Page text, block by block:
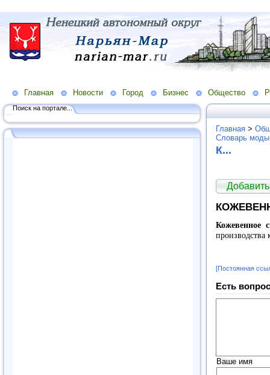
Главная Новости Город Бизнес Общество
Поиск на портале...
Главная >
Словарь
К...
Кожевенное
производства
[Постоянная
Есть
Ваше имя